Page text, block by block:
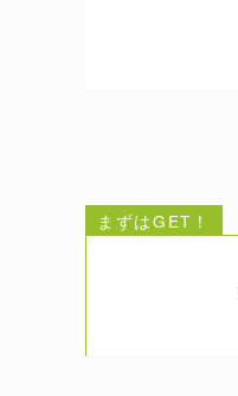
まずはGET！